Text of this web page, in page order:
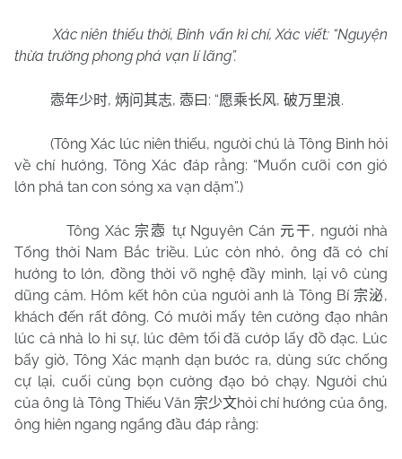
Xác niên thiếu thời, Bỉnh vấn kì chí, Xác viết: “Nguyện
thừa trường phong phá vạn lí lãng”.
悫年少时, 炳问其志, 悫曰 : “愿乘长风, 破万里浪.
(Tông Xác lúc niên thiếu, người chú là Tông Bỉnh hỏi
về chí hướng, Tông Xác đáp rằng: “Muốn cưỡi cơn gió
lớn phá tan con sóng xa vạn dặm”.)
Tông Xác 宗悫 tự Nguyên Cán 元干, người nhà
Tống thời Nam Bắc triều. Lúc còn nhỏ, ông đã có chí
hướng to lớn, đồng thời võ nghệ đầy mình, lại vô cùng
dũng cảm. Hôm kết hôn của người anh là Tông Bí 宗泌,
khách đến rất đông. Có mười mấy tên cường đạo nhân
lúc cả nhà lo hỉ sự, lúc đêm tối đã cướp lấy đồ đạc. Lúc
bấy giờ, Tông Xác mạnh dạn bước ra, dùng sức chống
cự lại, cuối cùng bọn cường đạo bỏ chạy. Người chú
của ông là Tông Thiếu Văn 宗少文hỏi chí hướng của ông,
ông hiên ngang ngẩng đầu đáp rằng: